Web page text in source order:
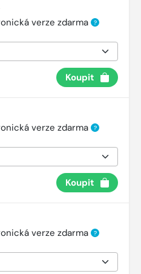
verze zdarma ?
Koupit
verze zdarma ?
Koupit
verze zdarma ?